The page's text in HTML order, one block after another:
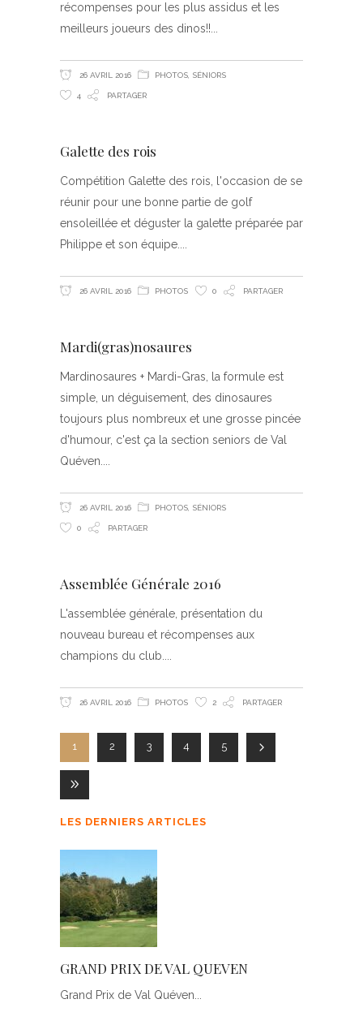
récompenses pour les plus assidus et les
meilleurs joueurs des dinos!!
26 AVRIL 2016 PHOTOS SÉNIORS
4 PARTAGER
Galette des rois
Compétition Galette des rois, l'occasion de se
réunir pour une bonne partie de golf
ensoleillée et déguster la galette préparée par
Philippe et son équipe.
26 AVRIL 2016 PHOTOS 0 PARTAGER
Mardi(gras)nosaures
Mardinosaures + Mardi-Gras, la formule est
simple, un déguisement, des dinosaures
toujours plus nombreux et une grosse pincée
d'humour, c'est ça la section seniors de Val
Quéven.
26 AVRIL 2016 PHOTOS SÉNIORS
0 PARTAGER
Assemblée Générale 2016
L'assemblée générale, présentation du
nouveau bureau et récompenses aux
champions du club.
26 AVRIL 2016 PHOTOS 2 PARTAGER
1 2 3 4 5
LES DERNIERS ARTICLES
GRAND PRIX DE VAL QUEVEN
Grand Prix de Val Quéven